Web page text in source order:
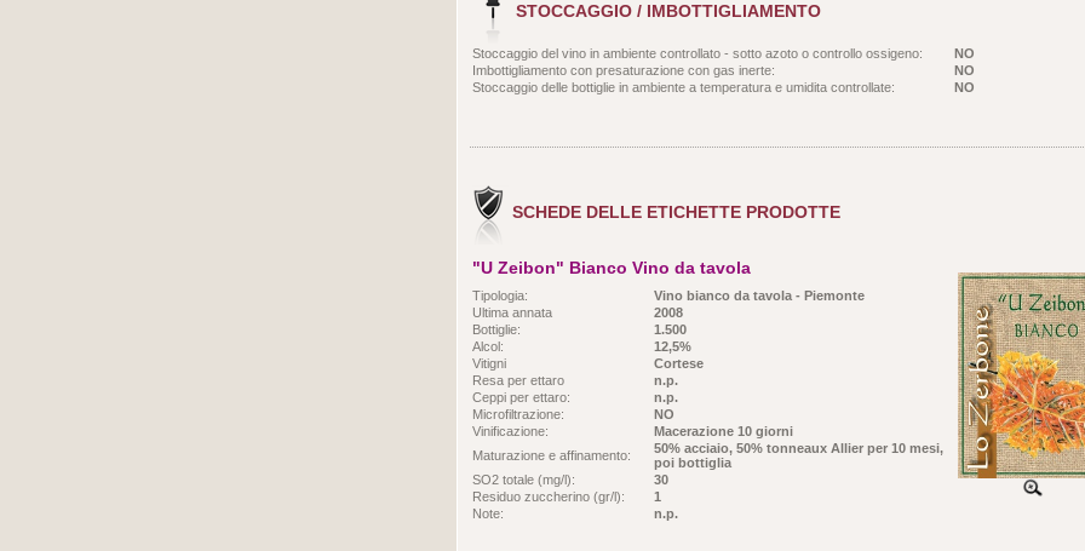
STOCCAGGIO / IMBOTTIGLIAMENTO
Stoccaggio del vino in ambiente controllato - sotto azoto o controllo ossigeno:
NO
Imbottigliamento con presaturazione con gas inerte:
NO
Stoccaggio delle bottiglie in ambiente a temperatura e umidita controllate:
NO
SCHEDE DELLE ETICHETTE PRODOTTE
"U Zeibon" Bianco Vino da tavola
Tipologia:
Vino bianco da tavola - Piemonte
Ultima annata
2008
Bottiglie:
1.500
Alcol:
12,5%
Vitigni
Cortese
Resa per ettaro
n.p.
Ceppi per ettaro:
n.p.
Microfiltrazione:
NO
Vinificazione:
Macerazione 10 giorni
Maturazione e affinamento:
50% acciaio, 50% tonneaux Allier per 10 mesi,
poi bottiglia
SO2 totale (mg/l):
30
Residuo zuccherino (gr/l):
1
Note:
n.p.